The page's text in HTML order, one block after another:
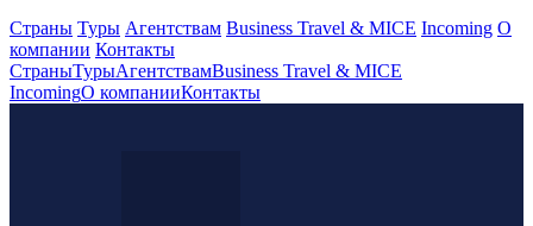
Страны Туры Агентствам Business Travel & MICE Incoming О
компании Контакты
СтраныТурыАгентствамBusiness Travel & MICE
IncomingО компанииКонтакты